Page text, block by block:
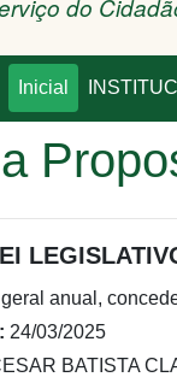
do
Inicial
anual,
24/03/2025
BATISTA